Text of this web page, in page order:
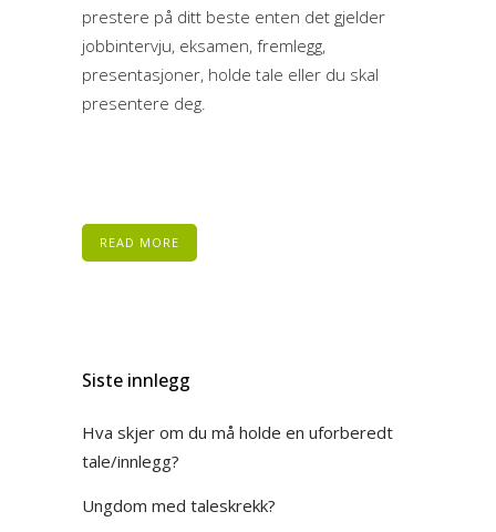
prestere på ditt beste enten det gjelder
jobbintervju, eksamen, fremlegg,
presentasjoner, holde tale eller du skal
presentere deg.
READ MORE
Siste innlegg
Hva skjer om du må holde en uforberedt
tale/innlegg?
Ungdom med taleskrekk?